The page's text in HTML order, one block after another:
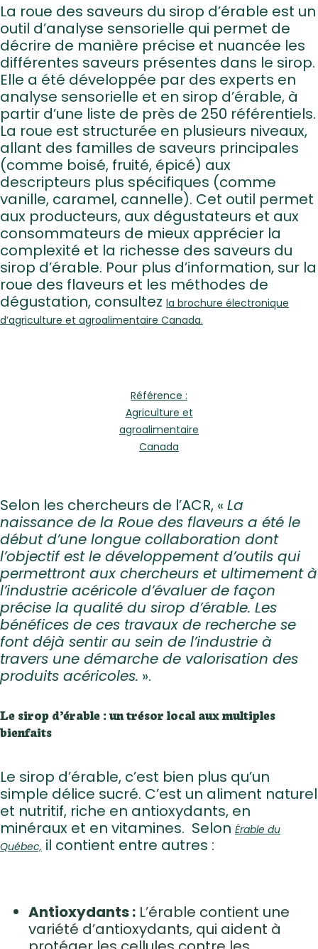
La roue des saveurs du sirop d’érable est un
outil d’analyse sensorielle qui permet de
décrire de manière précise et nuancée les
différentes saveurs présentes dans le sirop.
Elle a été développée par des experts en
analyse sensorielle et en sirop d’érable, à
partir d’une liste de près de 250 référentiels.
La roue est structurée en plusieurs niveaux,
allant des familles de saveurs principales
(comme boisé, fruité, épicé) aux
descripteurs plus spécifiques (comme
vanille, caramel, cannelle). Cet outil permet
aux producteurs, aux dégustateurs et aux
consommateurs de mieux apprécier la
complexité et la richesse des saveurs du
sirop d’érable. Pour plus d’information, sur la
roue des flaveurs et les méthodes de
dégustation, consultez la brochure électronique
d’agriculture et agroalimentaire Canada.
Référence :
Agriculture et
agroalimentaire
Canada
Selon les chercheurs de l’ACR, « La
naissance de la Roue des flaveurs a été le
début d’une longue collaboration dont
l’objectif est le développement d’outils qui
permettront aux chercheurs et ultimement à
l’industrie acéricole d’évaluer de façon
précise la qualité du sirop d’érable. Les
bénéfices de ces travaux de recherche se
font déjà sentir au sein de l’industrie à
travers une démarche de valorisation des
produits acéricoles. ».
Le sirop d’érable : un trésor local aux multiples
bienfaits
Le sirop d’érable, c’est bien plus qu’un
simple délice sucré. C’est un aliment naturel
et nutritif, riche en antioxydants, en
minéraux et en vitamines. Selon Érable du
Québec, il contient entre autres :
Antioxydants : L’érable contient une
variété d’antioxydants, qui aident à